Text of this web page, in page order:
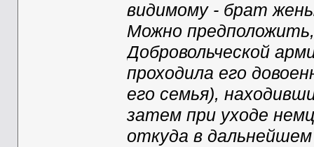
видимому - брат
Можно
Добровольческой
проходила его
его семья),
затем при уходе
откуда в